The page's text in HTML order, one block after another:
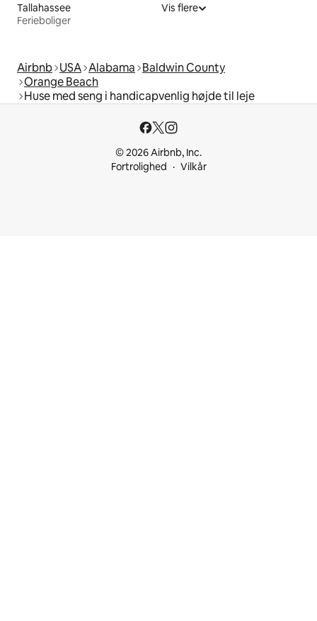
Tallahassee
Ferieboliger
Vis flere
Airbnb USA Alabama Baldwin County
Orange Beach
Huse med seng i handicapvenlig højde til leje
© 2026 Airbnb, Inc.
Fortrolighed
Vilkår